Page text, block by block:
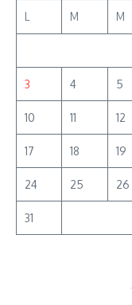
L M M
3 4 5
10 11 12
17 18 19
24 25 26
31